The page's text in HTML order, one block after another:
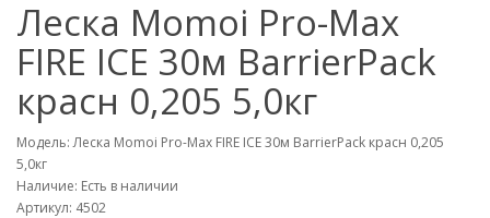
Леска Momoi Pro-Max
FIRE ICE 30м BarrierPack
красн 0,205 5,0кг
Модель: Леска Momoi Pro-Max FIRE ICE 30м BarrierPack красн 0,205
5,0кг
Наличие: Есть в наличии
Артикул: 4502